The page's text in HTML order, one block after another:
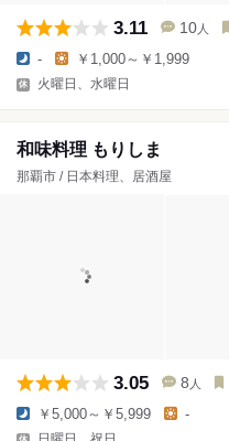
3.11 10 人
- ￥1,000～￥1,999
火曜日、水曜日
和味料理 もりしま
那覇市 / 日本料理、居酒屋
3.05 8 人
￥5,000～￥5,999 -